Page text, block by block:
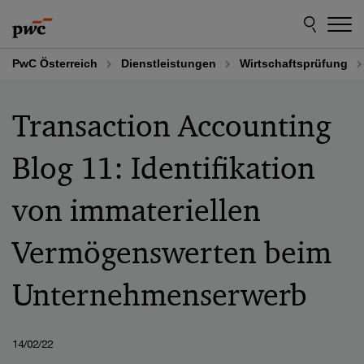
to
content
to
footer
PwC Österreich Dienstleistungen Wirtschaftsprüfung
Transaction Accounting
Blog 11: Identifikation
von immateriellen
Vermögenswerten beim
Unternehmenserwerb
14/02/22